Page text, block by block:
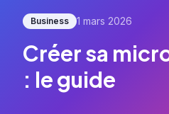
Business 1 mars 2026
Créer sa
: le guide